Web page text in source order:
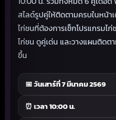
สไลด์รูปคู่ให้ติดตามครบในหน้า
ไก่ชนที่ต้องการเช็กโปรแกรม
ไก่ชน ดูคู่เด่น และวางแผนติดต
ขึ้น
📅 วันเสาร์ที่ 7 มีนาคม 2569
⏰ เวลา 10:00 น.